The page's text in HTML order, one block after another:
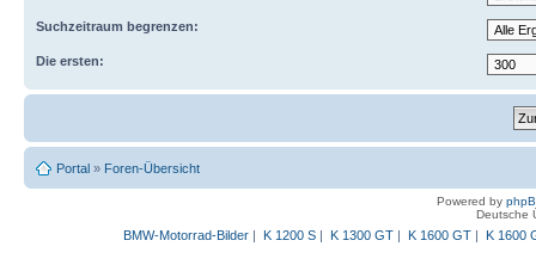
Suchzeitraum begrenzen:
Die ersten:
Portal » Foren-Übersicht
Powered by
Deutsche
BMW-Motorrad-Bilder| K 1200 S| K 1300 GT| K 1600 GT| K 1600